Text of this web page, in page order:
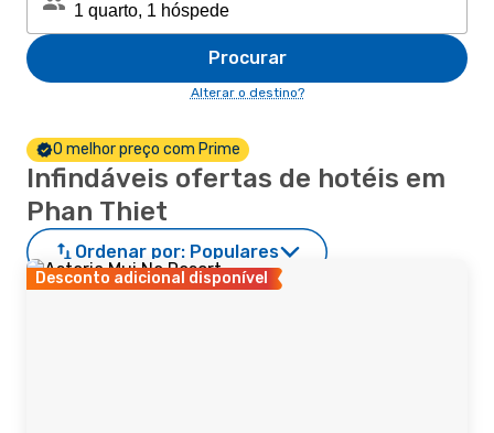
Procurar
Alterar o destino?
O melhor preço com Prime
Infindáveis ofertas de hotéis em
Phan Thiet
Ordenar por: Populares
Desconto adicional disponível